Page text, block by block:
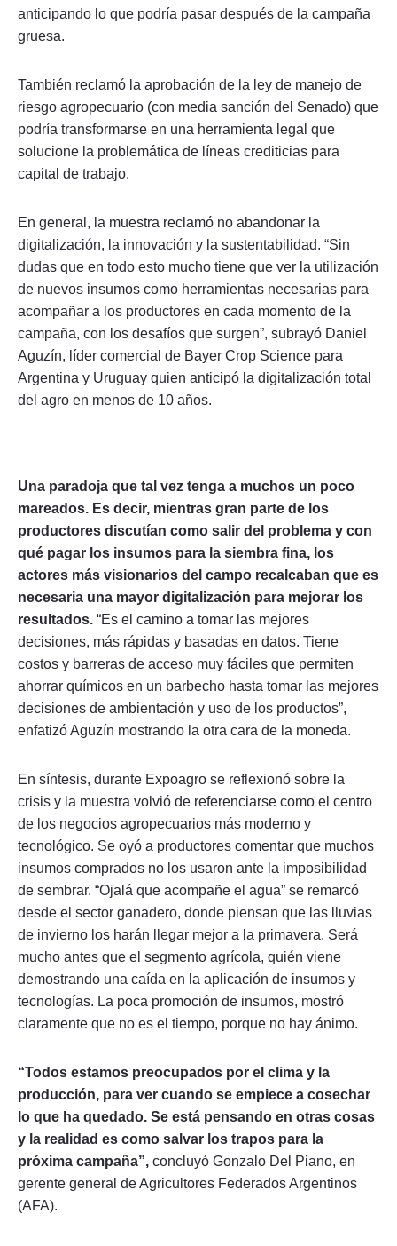
anticipando lo que podría pasar después de la campaña
gruesa.
También reclamó la aprobación de la ley de manejo de
riesgo agropecuario (con media sanción del Senado) que
podría transformarse en una herramienta legal que
solucione la problemática de líneas crediticias para
capital de trabajo.
En general, la muestra reclamó no abandonar la
digitalización, la innovación y la sustentabilidad. “Sin
dudas que en todo esto mucho tiene que ver la utilización
de nuevos insumos como herramientas necesarias para
acompañar a los productores en cada momento de la
campaña, con los desafíos que surgen”, subrayó Daniel
Aguzín, líder comercial de Bayer Crop Science para
Argentina y Uruguay quien anticipó la digitalización total
del agro en menos de 10 años.
Una paradoja que tal vez tenga a muchos un poco
mareados. Es decir, mientras gran parte de los
productores discutían como salir del problema y con
qué pagar los insumos para la siembra fina, los
actores más visionarios del campo recalcaban que es
necesaria una mayor digitalización para mejorar los
resultados. “Es el camino a tomar las mejores
decisiones, más rápidas y basadas en datos. Tiene
costos y barreras de acceso muy fáciles que permiten
ahorrar químicos en un barbecho hasta tomar las mejores
decisiones de ambientación y uso de los productos”,
enfatizó Aguzín mostrando la otra cara de la moneda.
En síntesis, durante Expoagro se reflexionó sobre la
crisis y la muestra volvió de referenciarse como el centro
de los negocios agropecuarios más moderno y
tecnológico. Se oyó a productores comentar que muchos
insumos comprados no los usaron ante la imposibilidad
de sembrar. “Ojalá que acompañe el agua” se remarcó
desde el sector ganadero, donde piensan que las lluvias
de invierno los harán llegar mejor a la primavera. Será
mucho antes que el segmento agrícola, quién viene
demostrando una caída en la aplicación de insumos y
tecnologías. La poca promoción de insumos, mostró
claramente que no es el tiempo, porque no hay ánimo.
“Todos estamos preocupados por el clima y la
producción, para ver cuando se empiece a cosechar
lo que ha quedado. Se está pensando en otras cosas
y la realidad es como salvar los trapos para la
próxima campaña”, concluyó Gonzalo Del Piano, en
gerente general de Agricultores Federados Argentinos
(AFA).